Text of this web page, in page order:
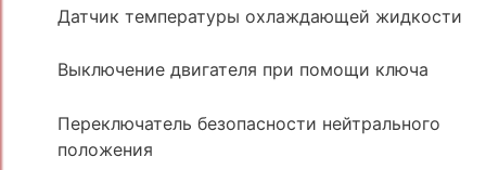
Датчик температуры охлаждающей жидкости
Выключение двигателя при помощи ключа
Переключатель безопасности нейтрального
положения